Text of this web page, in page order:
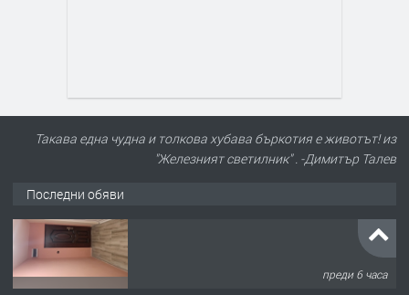
Такава една чудна и толкова хубава бъркотия е животът! из
"Железният светилник" . -Димитър Талев
Последни обяви
ПРЕДЛАГА